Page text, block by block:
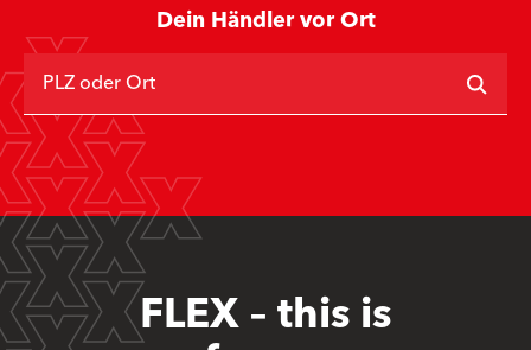
Dein Händler vor Ort
PLZ oder Ort
FLEX – this is